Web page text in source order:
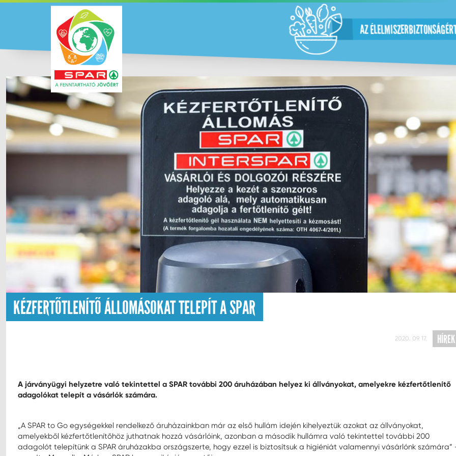
AZ
KÉZFERTŐTLENÍTŐ ÁLLOMÁSOKAT TELEPÍT A SPAR
2020. 09. 17. HÍREK
A járványügyi helyzetre való tekintettel a SPAR további 200 áruházában helyez ki állványokat, amelyekre kézfertőtlenítő
adagolókat telepít a vásárlók számára.
„A SPAR to Go egységekkel rendelkező áruházainkban már az első hullám idején kihelyeztük azokat az állványokat,
amelyekből kézfertőtlenítőhöz juthatnak hozzá vásárlóink, azonban a második hullámra való tekintettel további 200
adagolót telepítünk a SPAR áruházakba országszerte, hogy ezzel is biztosítsuk a higiéniát valamennyi vásárlónk számára”